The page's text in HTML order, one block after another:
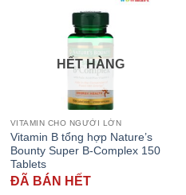
HẾT HÀNG
VITAMIN CHO NGƯỜI LỚN
Vitamin B tổng hợp Nature’s
Bounty Super B-Complex 150
Tablets
ĐÃ BÁN HẾT